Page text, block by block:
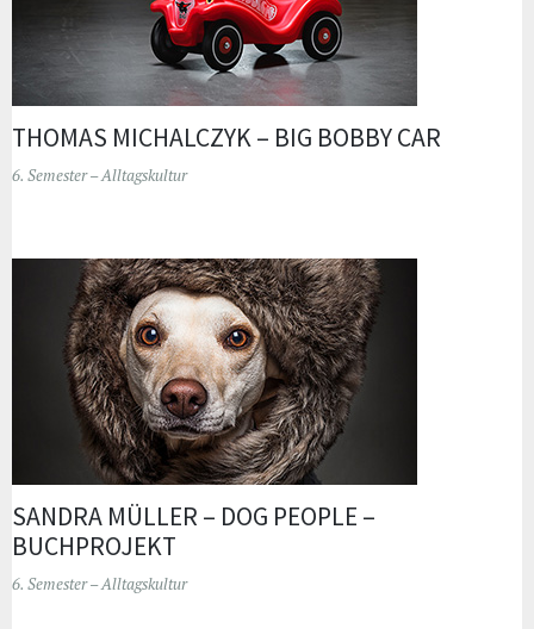
THOMAS MICHALCZYK – BIG BOBBY CAR
6. Semester – Alltagskultur
SANDRA MÜLLER – DOG PEOPLE –
BUCHPROJEKT
6. Semester – Alltagskultur